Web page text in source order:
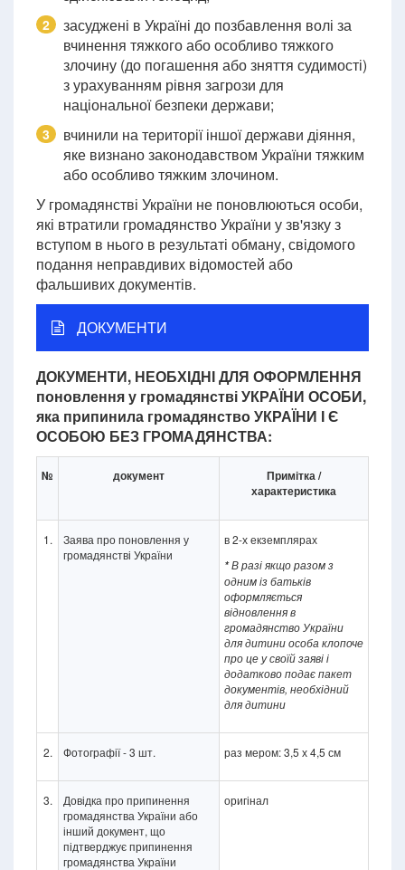
2
засуджені в Україні до позбавлення волі за
вчинення тяжкого або особливо тяжкого
злочину (до погашення або зняття судимості)
з урахуванням рівня загрози для
національної безпеки держави;
3
вчинили на території іншої держави діяння,
яке визнано законодавством України тяжким
або особливо тяжким злочином.
У громадянстві України не поновлюються особи,
які втратили громадянство України у зв'язку з
вступом в нього в результаті обману, свідомого
подання неправдивих відомостей або
фальшивих документів.
ДОКУМЕНТИ
ДОКУМЕНТИ, НЕОБХІДНІ ДЛЯ ОФОРМЛЕННЯ
поновлення у громадянстві УКРАЇНИ ОСОБИ,
яка припинила громадянство УКРАЇНИ І Є
ОСОБОЮ БЕЗ ГРОМАДЯНСТВА:
№ документ
Примітка /
характеристика
1.
Заява про поновлення у
громадянстві України
в 2-х екземплярах
*В разі якщо разом з
одним із батьків
оформляється
відновлення в
громадянство України
для дитини особа клопоче
про це у своїй заяві і
додатково подає пакет
документів, необхідний
для дитини
2. Фотографії - 3 шт. раз мером: 3,5 х 4,5 см
3.
Довідка про припинення
громадянства України або
інший документ, що
підтверджує припинення
громадянства України
оригінал